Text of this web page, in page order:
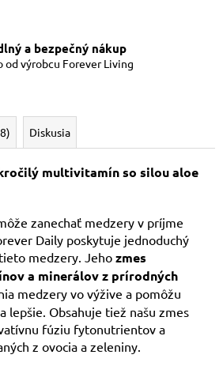
a bezpečný nákup
od výrobcu Forever Living
Diskusia
multivitamín so silou aloe
zanechať medzery v príjme
Daily poskytuje jednoduchý
medzery. Jeho zmes
a minerálov z prírodných
medzery vo výžive a pomôžu
lepšie. Obsahuje tiež našu zmes
fúziu fytonutrientov a
z ovocia a zeleniny.